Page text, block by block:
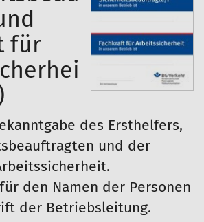
für
des Ersthelfers,
und der
den Namen der Personen
der Betriebsleitung.